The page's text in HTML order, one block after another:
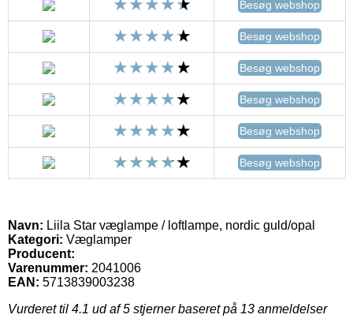
Besøg webshop
Besøg webshop
Besøg webshop
Besøg webshop
Besøg webshop
Besøg webshop
Navn: Liila Star væglampe / loftlampe, nordic guld/opal
Kategori: Væglamper
Producent:
Varenummer: 2041006
EAN: 5713839003238
Vurderet til 4.1 ud af 5 stjerner baseret på 13 anmeldelser